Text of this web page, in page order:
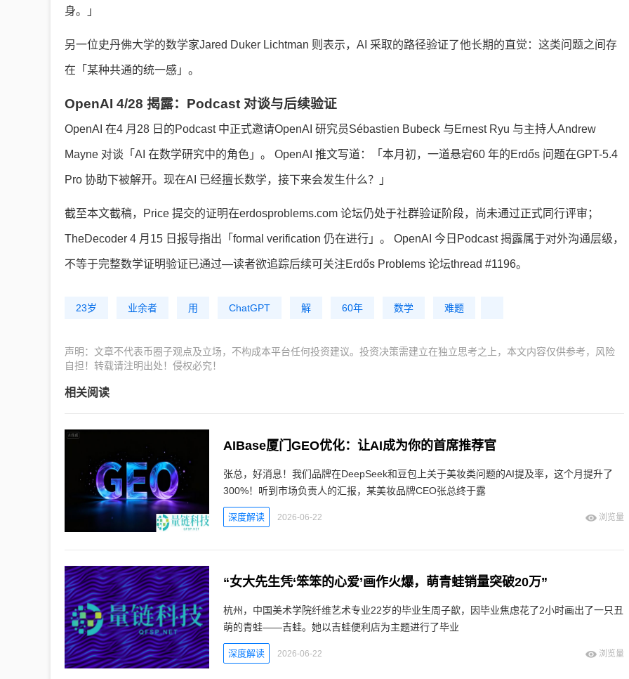
身。」
另一位史丹佛大学的数学家Jared Duker Lichtman 则表示，AI 采取的路径验证了他长期的直觉：这类问题之间存
在「某种共通的统一感」。
OpenAI 4/28 揭露：Podcast 对谈与后续验证
OpenAI 在4 月28 日的Podcast 中正式邀请OpenAI 研究员Sébastien Bubeck 与Ernest Ryu 与主持人Andrew
Mayne 对谈「AI 在数学研究中的角色」。 OpenAI 推文写道：「本月初，一道悬宕60 年的Erdős 问题在GPT-5.4
Pro 协助下被解开。现在AI 已经擅长数学，接下来会发生什么？」
截至本文截稿，Price 提交的证明在erdosproblems.com 论坛仍处于社群验证阶段，尚未通过正式同行评审；
TheDecoder 4 月15 日报导指出「formal verification 仍在进行」。 OpenAI 今日Podcast 揭露属于对外沟通层级，
不等于完整数学证明验证已通过—读者欲追踪后续可关注Erdős Problems 论坛thread #1196。
23岁 业余者 用 ChatGPT 解 60年 数学 难题
声明：文章不代表币圈子观点及立场，不构成本平台任何投资建议。投资决策需建立在独立思考之上，本文内容仅供参考，风险
自担！转载请注明出处！侵权必究！
相关阅读
AIBase厦门GEO优化：让AI成为你的首席推荐官
张总，好消息！我们品牌在DeepSeek和豆包上关于美妆类问题的AI提及率，这个月提升了
300%！听到市场负责人的汇报，某美妆品牌CEO张总终于露
深度解读 2026-06-22 浏览量
“女大先生凭‘笨笨的心爱’画作火爆，萌青蛙销量突破20万”
杭州，中国美术学院纤维艺术专业22岁的毕业生周子歆，因毕业焦虑花了2小时画出了一只丑
萌的青蛙——吉蛙。她以吉蛙便利店为主题进行了毕业
深度解读 2026-06-22 浏览量